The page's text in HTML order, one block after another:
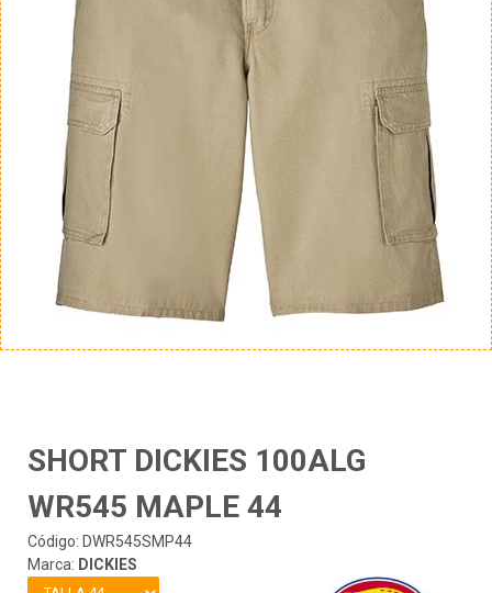
SHORT DICKIES 100ALG
WR545 MAPLE 44
Código: DWR545SMP44
Marca: DICKIES